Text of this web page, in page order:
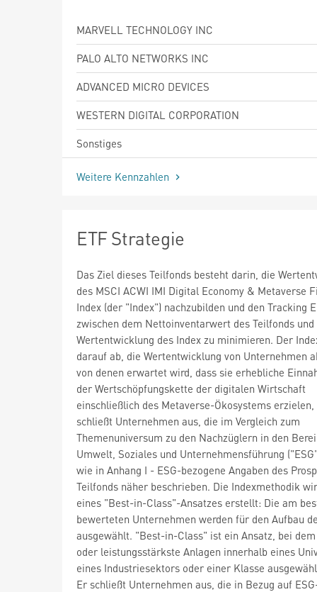
MARVELL TECHNOLOGY INC
PALO ALTO NETWORKS INC
ADVANCED MICRO DEVICES
WESTERN DIGITAL CORPORATION
Sonstiges
Weitere Kennzahlen
ETF Strategie
Das Ziel dieses Teilfonds besteht darin, die
des MSCI ACWI IMI Digital Economy & Metaverse
Index (der "Index") nachzubilden und den Tracking
zwischen dem Nettoinventarwert des Teilfonds
Wertentwicklung des Index zu minimieren. Der
darauf ab, die Wertentwicklung von Unternehmen
von denen erwartet wird, dass sie erhebliche
der Wertschöpfungskette der digitalen Wirtschaft
einschließlich des Metaverse-Ökosystems erzielen,
schließt Unternehmen aus, die im Vergleich zum
Themenuniversum zu den Nachzüglern in den
Umwelt, Soziales und Unternehmensführung
wie in Anhang I - ESG-bezogene Angaben des
Teilfonds näher beschrieben. Die Indexmethodik
eines "Best-in-Class"-Ansatzes erstellt: Die am
bewerteten Unternehmen werden für den Aufbau
ausgewählt. "Best-in-Class" ist ein Ansatz, bei
oder leistungsstärkste Anlagen innerhalb eines
eines Industriesektors oder einer Klasse
Er schließt Unternehmen aus, die in Bezug auf